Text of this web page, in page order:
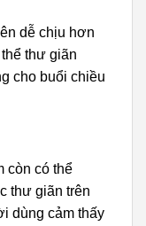
dễ chịu hơn
thư giãn
cho buổi chiều
còn có thể
thư giãn trên
dùng cảm thấy